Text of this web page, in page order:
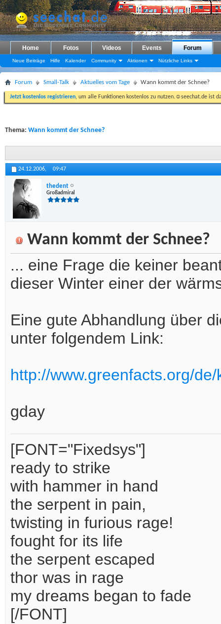
Home Fotos Videos Events Forum
Neue Beiträge Hilfe Kalender Community Aktionen Nützliche Links
Forum Small-Talk Aktuelles vom Tage Wann kommt der Schnee?
Jetzt kostenlos registrieren, um alle Funktionen kostenlos zu nutzen.☺seechat.de ist
Thema: Wann kommt der Schnee?
24.12.2006, 09:47
thedent
Großadmiral
Wann kommt der Schnee?
... eine Frage die keiner
dieser Winter einer der
Eine gute Abhandlung über
unter folgendem Link:
http://www.greenfacts.org/
gday
[FONT="Fixedsys"]
ready to strike
with hammer in hand
the serpent in pain,
twisting in furious rage!
fought for its life
the serpent escaped
thor was in rage
my dreams began to fade
[/FONT]